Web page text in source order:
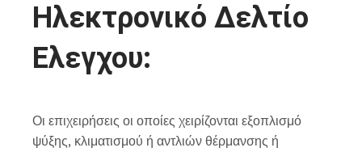
Ηλεκτρονικό Δελτίο
Ελεγχου:
Οι επιχειρήσεις οι οποίες χειρίζονται εξοπλισμό
ψύξης, κλιματισμού ή αντλιών θέρμανσης ή